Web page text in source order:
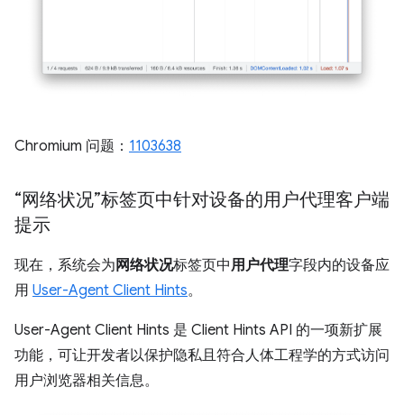
Chromium 问题： 1103638
“网络状况”标签页中针对设备的用户代理客户端
提示
现在，系统会为 网络状况标签页中用户代理字段内的设备应
用 User-Agent Client Hints。
User-Agent Client Hints 是 Client Hints API 的一项新扩展
功能，可让开发者以保护隐私且符合人体工程学的方式访问
用户浏览器相关信息。